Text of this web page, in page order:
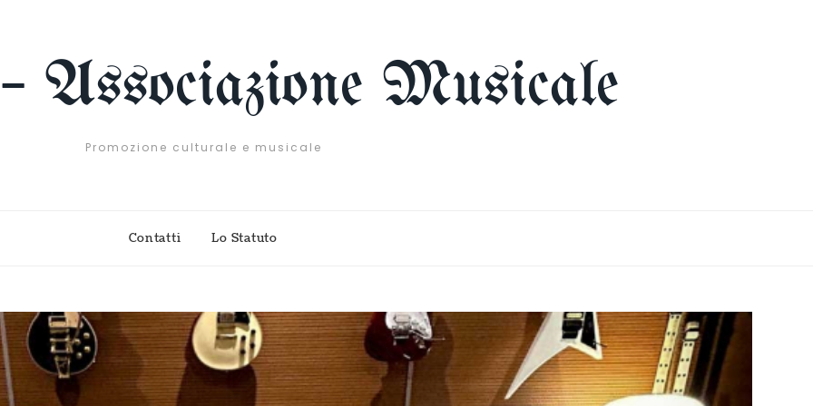
Associazione Musicale
Promozione culturale e musicale
Contatti Lo Statuto